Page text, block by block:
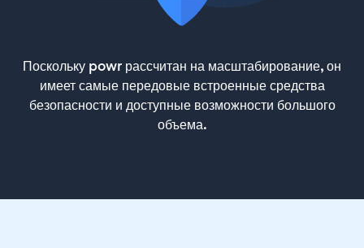
Поскольку powr рассчитан на масштабирование, он
имеет самые передовые встроенные средства
безопасности и доступные возможности большого
объема.